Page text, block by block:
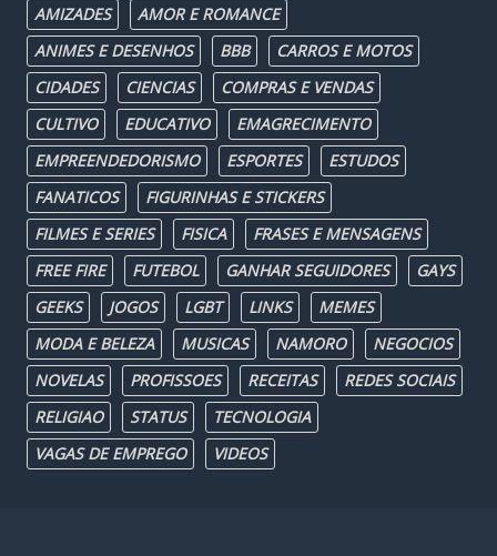
AMIZADES
AMOR E ROMANCE
ANIMES E DESENHOS
BBB
CARROS E MOTOS
CIDADES
CIENCIAS
COMPRAS E VENDAS
CULTIVO
EDUCATIVO
EMAGRECIMENTO
EMPREENDEDORISMO
ESPORTES
ESTUDOS
FANATICOS
FIGURINHAS E STICKERS
FILMES E SERIES
FISICA
FRASES E MENSAGENS
FREE FIRE
FUTEBOL GANHAR SEGUIDORES
GAYS
GEEKS
JOGOS LGBT LINKS
MEMES
MODA E BELEZA
MUSICAS NAMORO
NEGOCIOS
NOVELAS
PROFISSOES RECEITAS
REDES SOCIAIS
RELIGIAO
STATUS
TECNOLOGIA
VAGAS DE EMPREGO
VIDEOS